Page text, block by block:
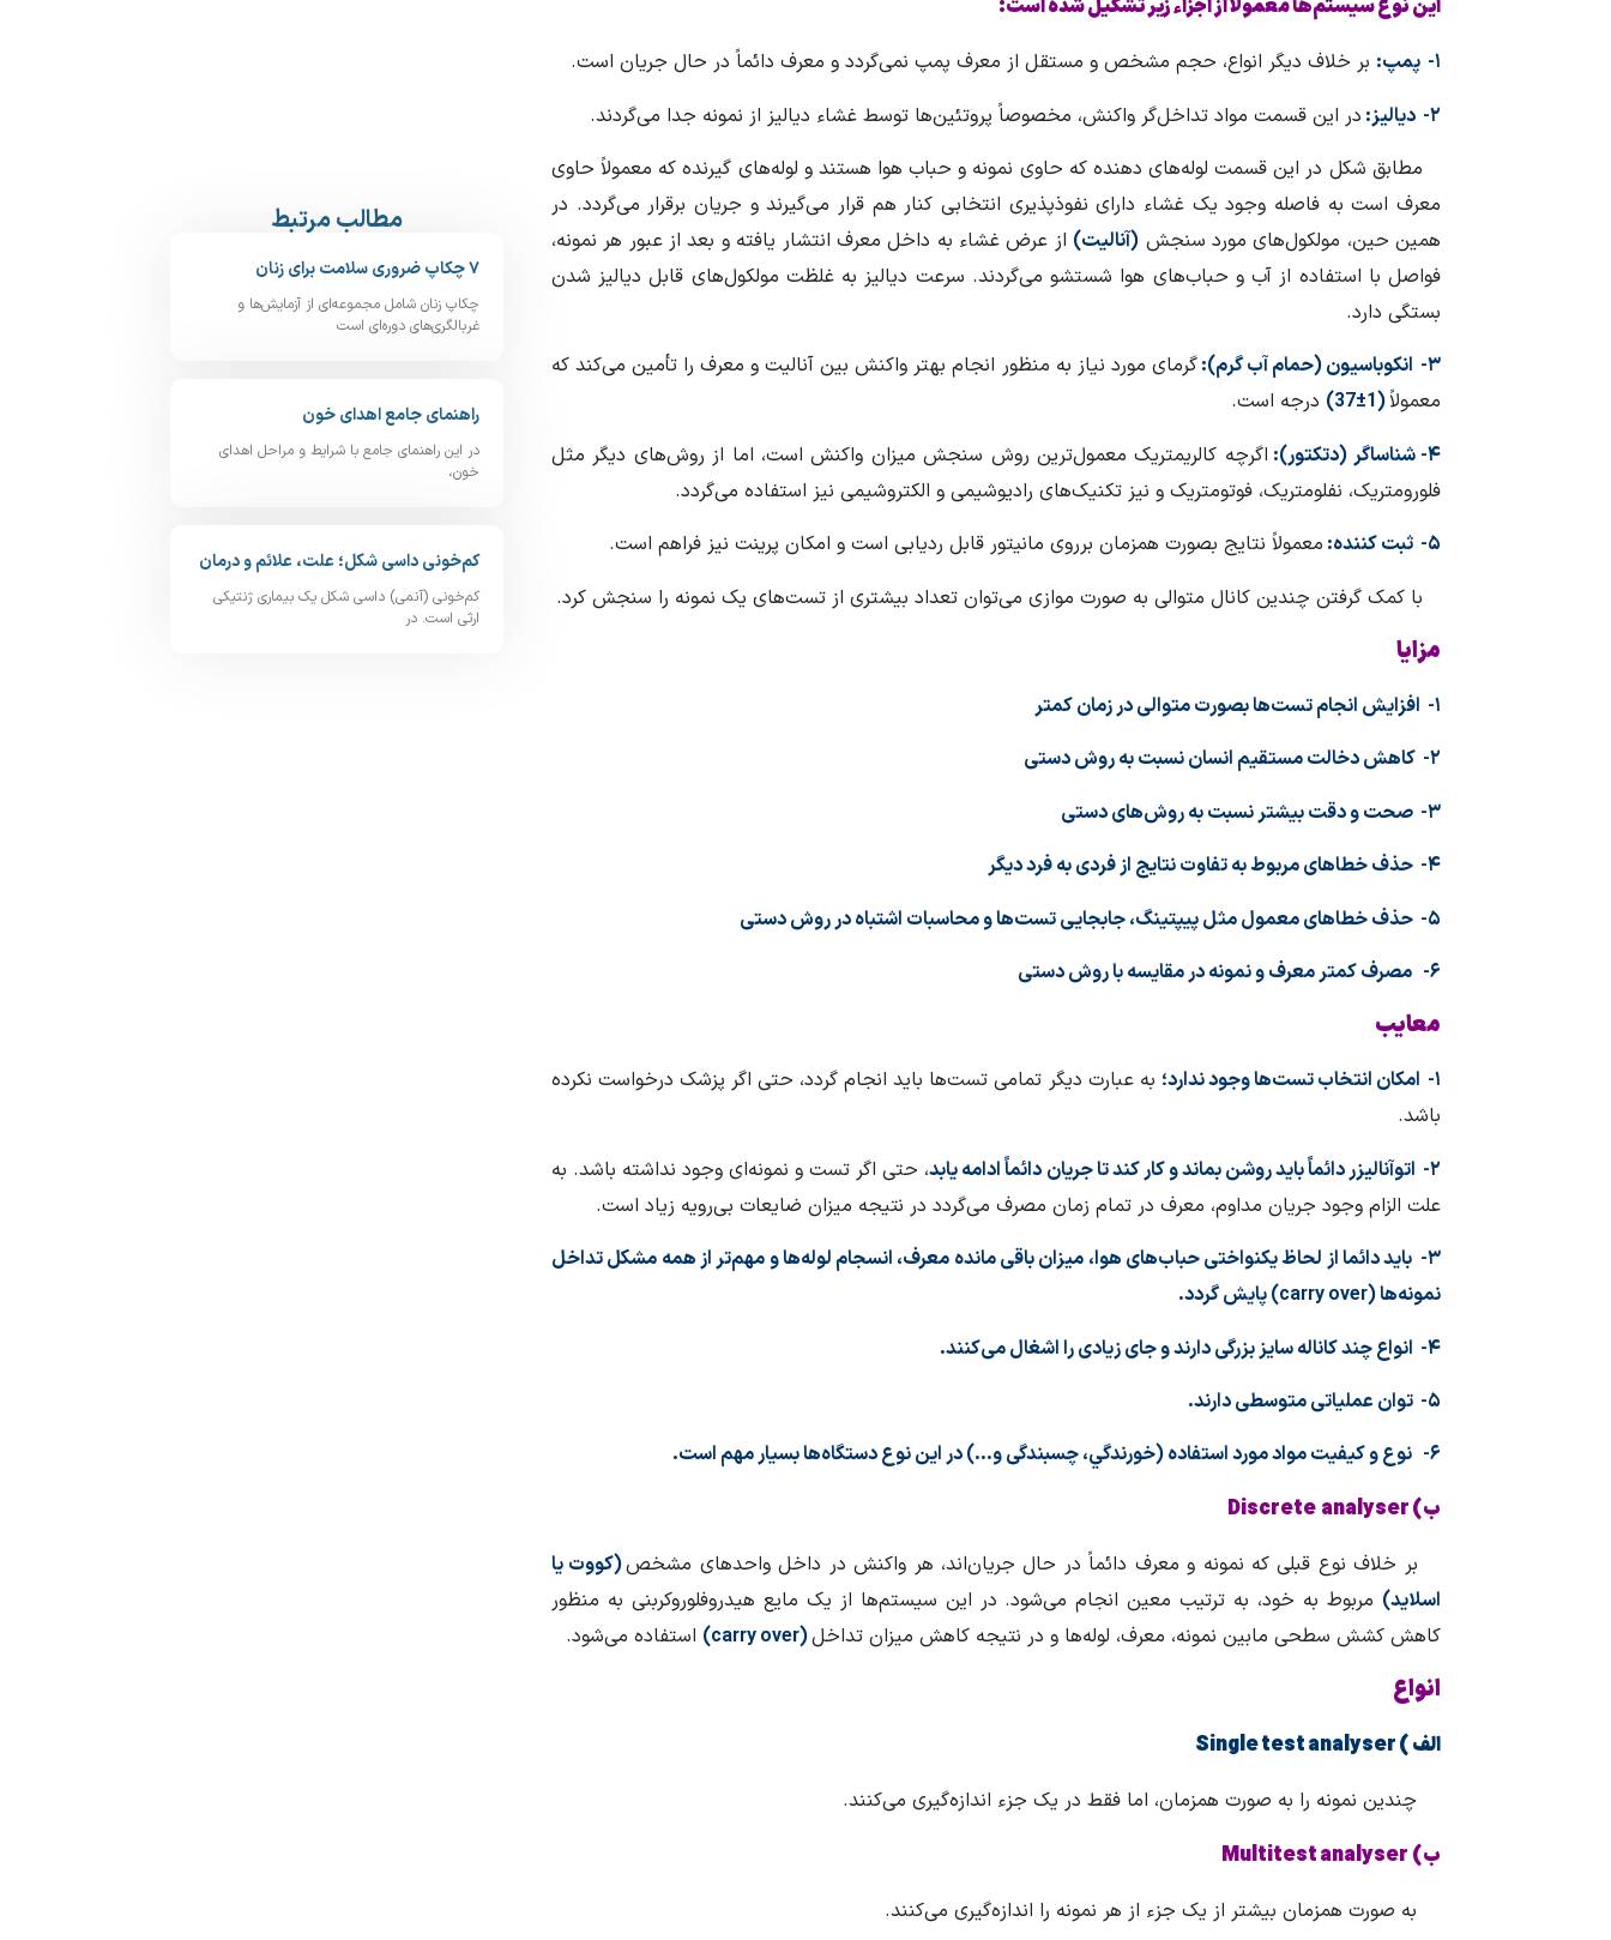
این نوع سیستم‌ها معمولاً از اجزاء زیر تشکیل شده است:
۱- پمپ:
بر خلاف دیگر انواع، حجم مشخص و مستقل از معرف پمپ نمی‌گردد و معرف دائماً در حال جریان است.
۲- دیالیز:
در این قسمت مواد تداخل‌گر واکنش، مخصوصاً پروتئین‌ها توسط غشاء دیالیز از نمونه جدا می‌گردند.
مطابق شکل در این قسمت لوله‌های دهنده که حاوی نمونه و حباب هوا هستند و لوله‌های گیرنده که معمولاً حاوی
معرف است به فاصله وجود یک غشاء دارای نفوذپذیری انتخابی کنار هم قرار می‌گیرند و جریان برقرار می‌گردد. در
همین حین، مولکول‌های مورد سنجش (آنالیت) از عرض غشاء به داخل معرف انتشار یافته و بعد از عبور هر نمونه،
فواصل با استفاده از آب و حباب‌های هوا شستشو می‌گردند. سرعت دیالیز به غلظت مولکول‌های قابل دیالیز شدن
بستگی دارد.
۳- انکوباسیون (حمام آب گرم):
گرمای مورد نیاز به منظور انجام بهتر واکنش بین آنالیت و معرف را تأمین می‌کند که
معمولاً(1±37)
درجه است.
۴- شناساگر (دتکتور):
اگرچه کالریمتریک معمول‌ترین روش سنجش میزان واکنش است، اما از روش‌های دیگر مثل
فلورومتریک، نفلومتریک، فوتومتریک و نیز تکنیک‌های رادیوشیمی و الکتروشیمی نیز استفاده می‌گردد.
۵- ثبت کننده:
معمولاً نتایج بصورت همزمان برروی مانیتور قابل ردیابی است و امکان پرینت نیز فراهم است.
با کمک گرفتن چندین کانال متوالی به صورت موازی می‌توان تعداد بیشتری از تست‌های یک نمونه را سنجش کرد.
مزایا
۱- افزایش انجام تست‌ها بصورت متوالی در زمان کمتر
۲- کاهش دخالت مستقیم انسان نسبت به روش دستی
۳- صحت و دقت بیشتر نسبت به روش‌های دستی
۴- حذف خطاهای مربوط به تفاوت نتایج از فردی به فرد دیگر
۵- حذف خطاهای معمول مثل پیپتینگ، جابجایی تست‌ها و محاسبات اشتباه در روش دستی
۶- مصرف کمتر معرف و نمونه در مقایسه با روش دستی
معایب
۱- امکان انتخاب تست‌ها وجود ندارد؛
به عبارت دیگر تمامی تست‌ها باید انجام گردد، حتی اگر پزشک درخواست نکرده
باشد.
۲- اتوآنالیزر دائماً باید روشن بماند و کار کند تا جریان دائماً ادامه یابد
، حتی اگر تست و نمونه‌ای وجود نداشته باشد. به
علت الزام وجود جریان مداوم، معرف در تمام زمان مصرف می‌گردد در نتیجه میزان ضایعات بی‌رویه زیاد است.
۳- باید دائما از لحاظ یکنواختی حباب‌های هوا، میزان باقی مانده معرف، انسجام لوله‌ها و مهم‌تر از همه مشکل تداخل
نمونه‌ها (carry over) پایش گردد.
۴- انواع چند کاناله سایز بزرگی دارند و جای زیادی را اشغال می‌کنند.
۵- توان عملیاتی متوسطی دارند.
۶- نوع و کیفیت مواد مورد استفاده (خورندگي، چسبندگی و…) در این نوع دستگاه‌ها بسیار مهم است.
ب) Discrete analyser
بر خلاف نوع قبلی که نمونه و معرف دائماً در حال جریان‌اند، هر واکنش در داخل واحدهای مشخص(کووت یا
اسلاید) مربوط به خود، به ترتیب معین انجام می‌شود. در این سیستم‌ها از یک مایع هیدروفلوروکربنی به منظور
کاهش کشش سطحی مابین نمونه، معرف، لوله‌ها و در نتیجه کاهش میزان تداخل(carry over) استفاده می‌شود.
انواع
الف )Single test analyser
چندین نمونه را به صورت همزمان، اما فقط در یک جزء اندازه‌گیری می‌کنند.
ب) Multitest analyser
به صورت همزمان بیشتر از یک جزء از هر نمونه را اندازه‌گیری می‌کنند.
مطالب مرتبط
۷ چکاپ ضروری سلامت برای زنان
چکاپ زنان شامل مجموعه‌ای از آزمایش‌ها و
غربالگری‌های دوره‌ای است
راهنمای جامع اهدای خون
در این راهنمای جامع با شرایط و مراحل اهدای
خون،
کم‌خونی داسی‌ شکل؛ علت، علائم و درمان
کم‌خونی (آنمی) داسی‌ شکل یک بیماری ژنتیکی
ارثی است. در